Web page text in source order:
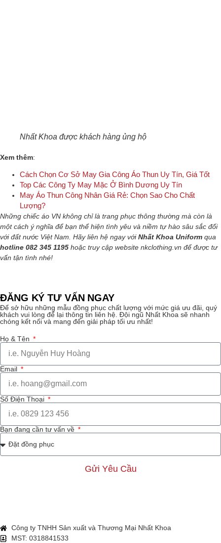
Nhất Khoa được khách hàng ủng hộ
Xem thêm:
Cách Chọn Cơ Sở May Gia Công Áo Thun Uy Tín, Giá Tốt
Top Các Công Ty May Mặc Ở Bình Dương Uy Tín
May Áo Thun Công Nhân Giá Rẻ: Chọn Sao Cho Chất
Lượng?
Những chiếc áo VN không chỉ là trang phục thông thường mà còn là
một cách ý nghĩa để bạn thể hiện tình yêu và niềm tự hào sâu sắc đối
với đất nước Việt Nam. Hãy liên hệ ngay vớiNhất Khoa Uniform qua
hotline 082 345 1195 hoặc truy cập website nkclothing.vn để được tư
vấn tận tình nhé!
ĐĂNG KÝ TƯ VẤN NGAY
Để sở hữu những mẫu đồng phục chất lượng với mức giá ưu đãi, quý
khách vui lòng để lại thông tin liên hệ. Đội ngũ Nhất Khoa sẽ nhanh
chóng kết nối và mang đến giải pháp tối ưu nhất!
Họ & Tên
Email
Số Điện Thoại
Bạn đang cần tư vấn về
Gửi Yêu Cầu
Công ty TNHH Sản xuất và Thương Mại Nhất Khoa
MST: 0318841533